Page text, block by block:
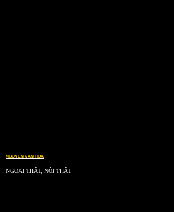
NGUYỄN VĂN HÒA
NGOẠI THẤT, NỘI THẤT